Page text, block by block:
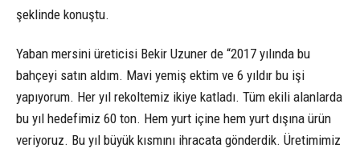
şeklinde konuştu.
Yaban mersini üreticisi Bekir Uzuner de “2017 yılında bu
bahçeyi satın aldım. Mavi yemiş ektim ve 6 yıldır bu işi
yapıyorum. Her yıl rekoltemiz ikiye katladı. Tüm ekili alanlarda
bu yıl hedefimiz 60 ton. Hem yurt içine hem yurt dışına ürün
veriyoruz. Bu yıl büyük kısmını ihracata gönderdik. Üretimimiz